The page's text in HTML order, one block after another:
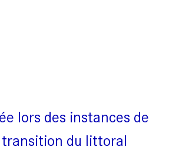
lors des instances de
transition du littoral